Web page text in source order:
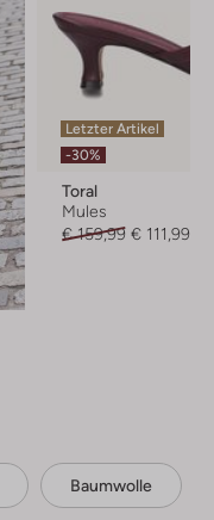
Letzter Artikel
-30%
Toral
Mules
€ 159,99 € 111,99
Baumwolle